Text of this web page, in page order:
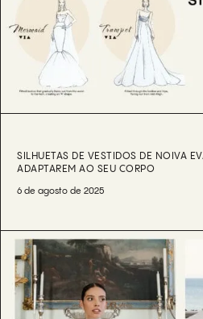
SILHUETAS DE VESTIDOS DE NOIVA
ADAPTAREM AO SEU CORPO
6 de agosto de 2025